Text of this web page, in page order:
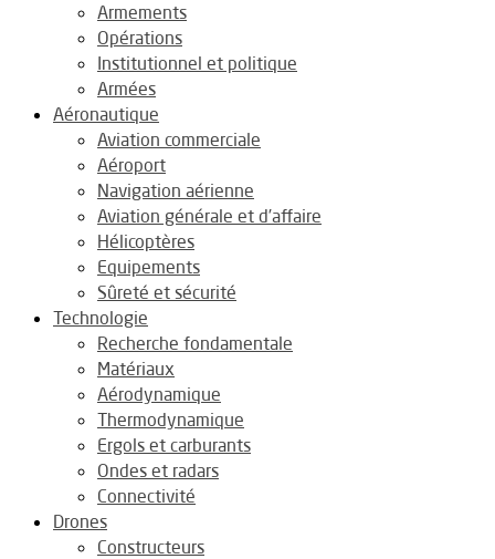
Armements
Opérations
Institutionnel et politique
Armées
Aéronautique
Aviation commerciale
Aéroport
Navigation aérienne
Aviation générale et d’affaire
Hélicoptères
Equipements
Sûreté et sécurité
Technologie
Recherche fondamentale
Matériaux
Aérodynamique
Thermodynamique
Ergols et carburants
Ondes et radars
Connectivité
Drones
Constructeurs